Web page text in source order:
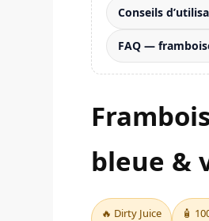
Conseils
FAQ —
bleue &
🔥 Dirty Juice 🧴